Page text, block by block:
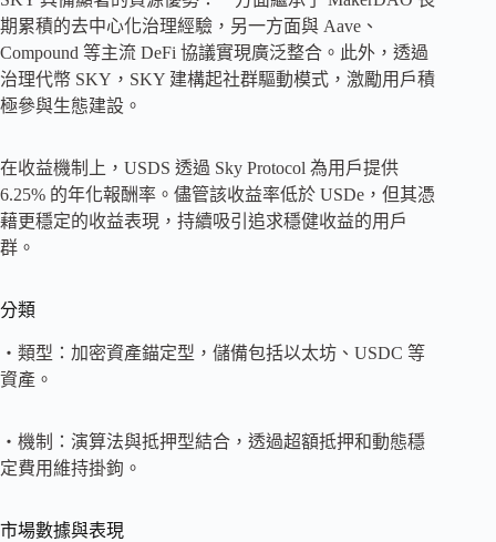
期累積的去中心化治理經驗，另一方面與 Aave、
Compound 等主流 DeFi 協議實現廣泛整合。此外，透過
治理代幣 SKY，SKY 建構起社群驅動模式，激勵用戶積
極參與生態建設。
在收益機制上，USDS 透過 Sky Protocol 為用戶提供
6.25% 的年化報酬率。儘管該收益率低於 USDe，但其憑
藉更穩定的收益表現，持續吸引追求穩健收益的用戶
群。
分類
・類型：加密資產錨定型，儲備包括以太坊、USDC 等
資產。
・機制：演算法與抵押型結合，透過超額抵押和動態穩
定費用維持掛鉤。
市場數據與表現